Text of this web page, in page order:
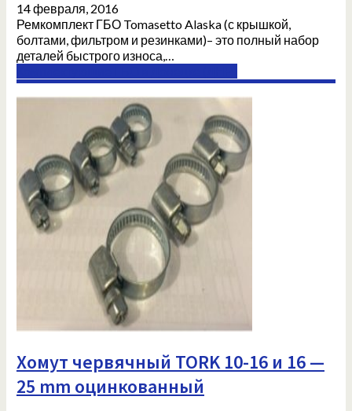
14 февраля, 2016
Ремкомплект ГБО Tomasetto Alaska (с крышкой,
болтами, фильтром и резинками)– это полный набор
деталей быстрого износа,…
Хомут червячный TORK 10-16 и 16 —
25 mm оцинкованный